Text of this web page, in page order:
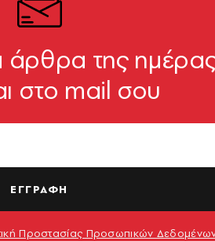
άρθρα της
στο mail σου
ΕΓΓΡΑΦΗ
Προστασίας Προσωπικών